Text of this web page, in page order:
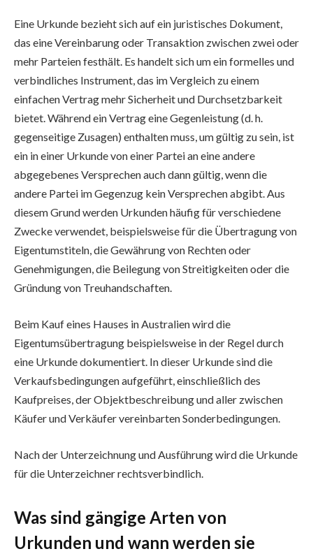
Eine Urkunde bezieht sich auf ein juristisches Dokument,
das eine Vereinbarung oder Transaktion zwischen zwei oder
mehr Parteien festhält. Es handelt sich um ein formelles und
verbindliches Instrument, das im Vergleich zu einem
einfachen Vertrag mehr Sicherheit und Durchsetzbarkeit
bietet. Während ein Vertrag eine Gegenleistung (d. h.
gegenseitige Zusagen) enthalten muss, um gültig zu sein, ist
ein in einer Urkunde von einer Partei an eine andere
abgegebenes Versprechen auch dann gültig, wenn die
andere Partei im Gegenzug kein Versprechen abgibt. Aus
diesem Grund werden Urkunden häufig für verschiedene
Zwecke verwendet, beispielsweise für die Übertragung von
Eigentumstiteln, die Gewährung von Rechten oder
Genehmigungen, die Beilegung von Streitigkeiten oder die
Gründung von Treuhandschaften.
Beim Kauf eines Hauses in Australien wird die
Eigentumsübertragung beispielsweise in der Regel durch
eine Urkunde dokumentiert. In dieser Urkunde sind die
Verkaufsbedingungen aufgeführt, einschließlich des
Kaufpreises, der Objektbeschreibung und aller zwischen
Käufer und Verkäufer vereinbarten Sonderbedingungen.
Nach der Unterzeichnung und Ausführung wird die Urkunde
für die Unterzeichner rechtsverbindlich.
Was sind gängige Arten von
Urkunden und wann werden sie